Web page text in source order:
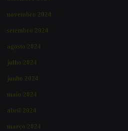
novembro 2024
setembro 2024
agosto 2024
julho 2024
junho 2024
maio 2024
abril 2024
março 2024